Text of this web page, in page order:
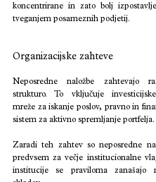
koncentrirane in zato bolj
tveganjem posameznih podjetij.
Organizacijske zahteve
Neposredne naložbe zahtevajo
strukturo. To vključuje
mreže za iskanje poslov, pravno in
sistem za aktivno spremljanje portfelja.
Zaradi teh zahtev so neposredne
predvsem za večje institucionalne
institucije se praviloma zanašajo